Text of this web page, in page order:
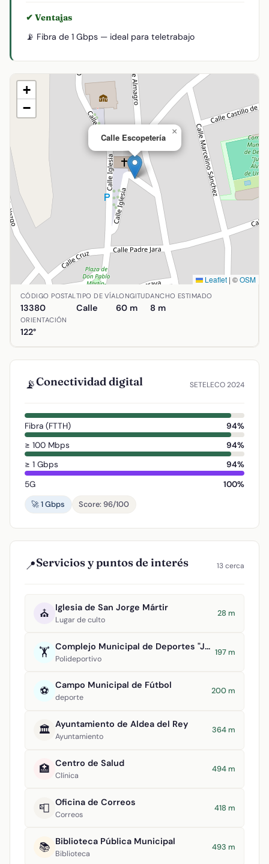
✔ Ventajas
📡 Fibra de 1 Gbps — ideal para teletrabajo
Calle Escopetería
×
+
−
Leaflet | ©OSM
Ubicación de Calle Escopetería en Aldea del Rey, Ciudad
CÓDIGO POSTAL
13380
TIPO DE VÍA
Calle
LONGITUD
60 m
ANCHO ESTIMADO
8 m
ORIENTACIÓN
122°
📡Conectividad digital SETELECO 2024
Fibra (FTTH)
94%
≥ 100 Mbps
94%
≥ 1 Gbps
94%
5G
100%
🚀 1 Gbps
Score: 96/100
📍Servicios y puntos de interés 13 cerca
⛪ Iglesia de San Jorge Mártir
Lugar de culto
28 m
🏋️ Complejo Municipal de Deportes "Julián Álvarez de Uribarri"
Polideportivo
197 m
⚽ Campo Municipal de Fútbol
deporte
200 m
🏛️ Ayuntamiento de Aldea del Rey
Ayuntamiento
364 m
🏥 Centro de Salud
Clínica
494 m
📮 Oficina de Correos
Correos
418 m
📚 Biblioteca Pública Municipal
Biblioteca
493 m